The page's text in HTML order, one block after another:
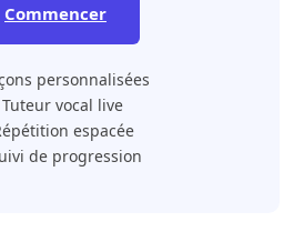
Commencer
personnalisées
vocal live
espacée
de progression